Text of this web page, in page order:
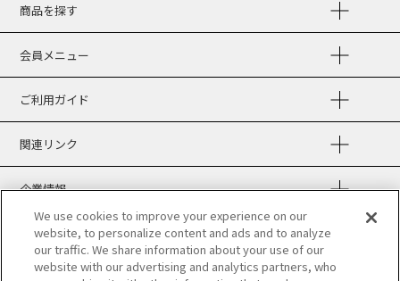
商品を探す
会員メニュー
ご利用ガイド
関連リンク
企業情報
We use cookies to improve your experience on our
website, to personalize content and ads and to analyze
our traffic. We share information about your use of our
website with our advertising and analytics partners, who